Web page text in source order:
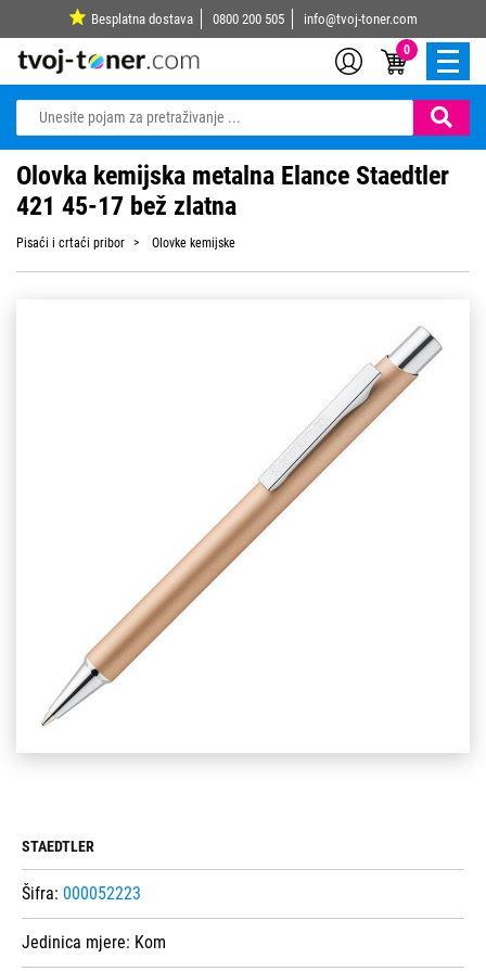
Besplatna dostava 0800 200 505 info@tvoj-toner.com
0
Olovka kemijska metalna Elance Staedtler
421 45-17 bež zlatna
Pisaći i crtaći pribor Olovke kemijske
STAEDTLER
Šifra: 000052223
Jedinica mjere: Kom